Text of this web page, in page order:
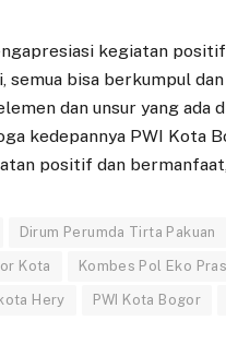
kegiatan
bisa berkumpul
dan unsur yang ada
kedepannya PWI Kota
positif dan
Dirum Perumda Tirta Pakuan
Kota Kombes Pol Eko
Hery PWI Kota Bogor
ANTI KORUPSI
Wujudkan